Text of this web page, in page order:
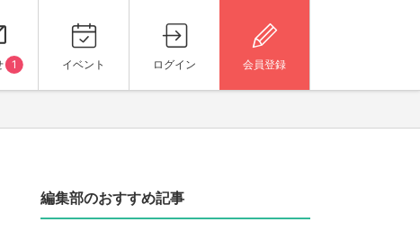
1 イベント ログイン 会員登録
編集部のおすすめ記事